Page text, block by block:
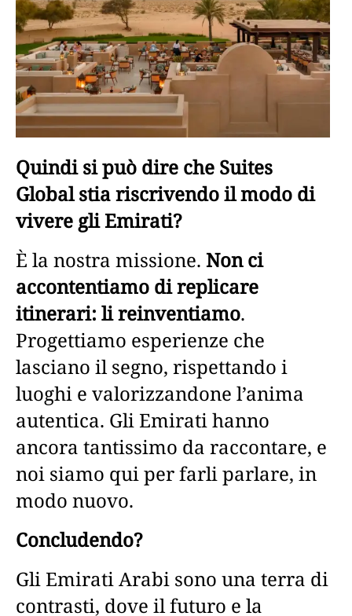
Quindi si può dire che Suites
Global stia riscrivendo il modo di
vivere gli Emirati?
È la nostra missione. Non ci
accontentiamo di replicare
itinerari: li reinventiamo.
Progettiamo esperienze che
lasciano il segno, rispettando i
luoghi e valorizzandone l’anima
autentica. Gli Emirati hanno
ancora tantissimo da raccontare, e
noi siamo qui per farli parlare, in
modo nuovo.
Concludendo?
Gli Emirati Arabi sono una terra di
contrasti, dove il futuro e la